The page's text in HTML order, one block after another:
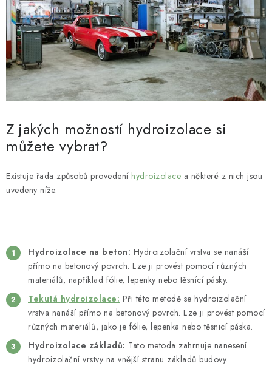
Z jakých možností hydroizolace si
můžete vybrat?
Existuje řada způsobů provedení hydroizolace a některé z nich jsou
uvedeny níže:
Hydroizolace na beton: Hydroizolační vrstva se nanáší
přímo na betonový povrch. Lze ji provést pomocí různých
materiálů, například fólie, lepenky nebo těsnící pásky.
Tekutá hydroizolace: Při této metodě se hydroizolační
vrstva nanáší přímo na betonový povrch. Lze ji provést pomocí
různých materiálů, jako je fólie, lepenka nebo těsnicí páska.
Hydroizolace základů: Tato metoda zahrnuje nanesení
hydroizolační vrstvy na vnější stranu základů budovy.